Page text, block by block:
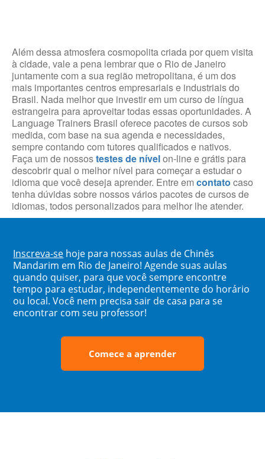
Além dessa atmosfera cosmopolita criada por quem visita
à cidade, vale a pena lembrar que o Rio de Janeiro
juntamente com a sua região metropolitana, é um dos
mais importantes centros empresariais e industriais do
Brasil. Nada melhor que investir em um curso de língua
estrangeira para aproveitar todas essas oportunidades. A
Language Trainers Brasil oferece pacotes de cursos sob
medida, com base na sua agenda e necessidades,
sempre contando com tutores qualificados e nativos.
Faça um de nossostestes de nívelon-line e grátis para
descobrir qual o melhor nível para começar a estudar o
idioma que você deseja aprender. Entre em contato caso
tenha dúvidas sobre nossos vários pacotes de cursos de
idiomas, todos personalizados para melhor lhe atender.
Inscreva-se hoje para nossas aulas de Chinês
Mandarim em Rio de Janeiro! Agende suas aulas
quando quiser, para que você sempre encontre
tempo para estudar, independentemente do horário
ou local. Você nem precisa sair de casa para se
encontrar com seu professor!
Comece a aprender